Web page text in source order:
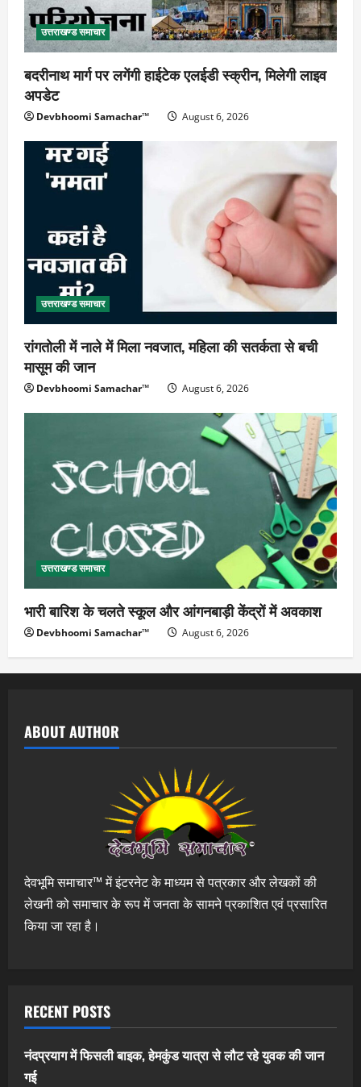
उत्तराखण्ड समाचार
बदरीनाथ मार्ग पर लगेंगी हाईटेक एलईडी स्क्रीन, मिलेगी लाइव
अपडेट
Devbhoomi Samachar™ August 6, 2026
उत्तराखण्ड समाचार
रांगतोली में नाले में मिला नवजात, महिला की सतर्कता से बची
मासूम की जान
Devbhoomi Samachar™ August 6, 2026
उत्तराखण्ड समाचार
भारी बारिश के चलते स्कूल और आंगनबाड़ी केंद्रों में अवकाश
Devbhoomi Samachar™ August 6, 2026
ABOUT AUTHOR
देवभूमि समाचार™ में इंटरनेट के माध्यम से पत्रकार और लेखकों की
लेखनी को समाचार के रूप में जनता के सामने प्रकाशित एवं प्रसारित
किया जा रहा है।
RECENT POSTS
नंदप्रयाग में फिसली बाइक, हेमकुंड यात्रा से लौट रहे युवक की जान
गई